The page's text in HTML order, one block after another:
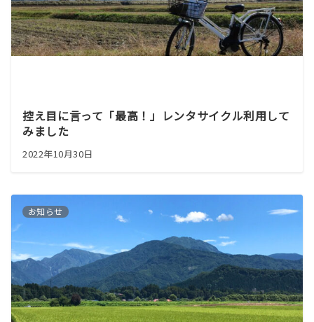
控え目に言って「最高！」レンタサイクル利用して
みました
2022年10月30日
お知らせ